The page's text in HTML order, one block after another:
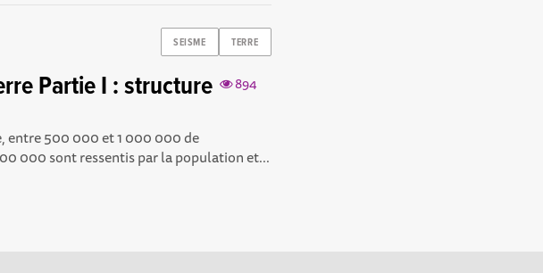
SEISME TERRE
894
Partie I : structure
entre 500 000 et 1 000 000 de
000 sont ressentis par la population et...